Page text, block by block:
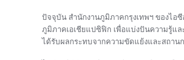
ปัจจุบัน สำนักงานภูมิภาคกรุงเทพฯ ของไอ
ภูมิภาคเอเชียแปซิฟิก เพื่อแบ่งปันความรู้แ
ได้รับผลกระทบจากความขัดแย้งและสถาน